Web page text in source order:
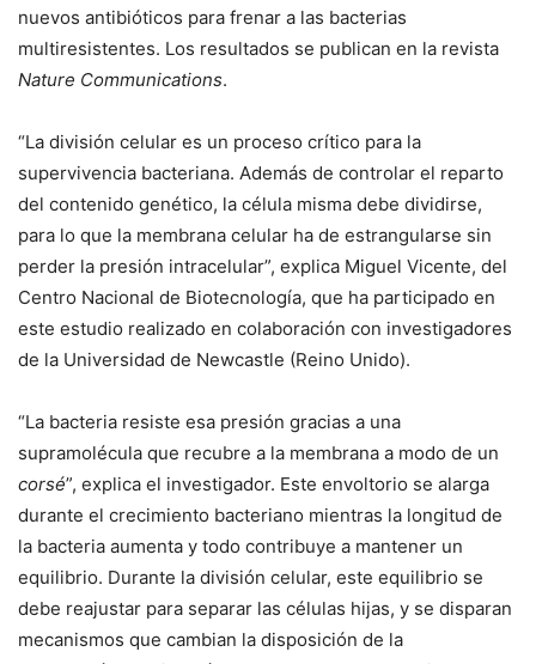
nuevos antibióticos para frenar a las bacterias
multiresistentes. Los resultados se publican en la revista
Nature Communications.
“La división celular es un proceso crítico para la
supervivencia bacteriana. Además de controlar el reparto
del contenido genético, la célula misma debe dividirse,
para lo que la membrana celular ha de estrangularse sin
perder la presión intracelular”, explica Miguel Vicente, del
Centro Nacional de Biotecnología, que ha participado en
este estudio realizado en colaboración con investigadores
de la Universidad de Newcastle (Reino Unido).
“La bacteria resiste esa presión gracias a una
supramolécula que recubre a la membrana a modo de un
corsé”, explica el investigador. Este envoltorio se alarga
durante el crecimiento bacteriano mientras la longitud de
la bacteria aumenta y todo contribuye a mantener un
equilibrio. Durante la división celular, este equilibrio se
debe reajustar para separar las células hijas, y se disparan
mecanismos que cambian la disposición de la